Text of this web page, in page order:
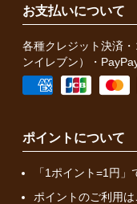
お支払いについて
各種クレジット決済
ンイレブン）・
ポイントについて
「1ポイント=1円」
ポイントのご利用